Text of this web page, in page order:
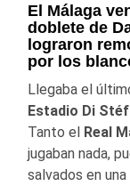
El Málaga
doblete de
lograron
por los
Llegaba el
Estadio Di
Tanto el Real
jugaban nada,
salvados en